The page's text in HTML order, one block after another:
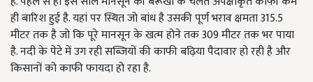
ही बारिश हुई है. यहां पर स्थित जो बांध है उसकी पूर्ण भराव क्षमता 315.5
मीटर तक है जो कि पूरे मानसून के खत्म होने तक 309 मीटर तक भर पाया
है. नदी के पेटे में उग रही सब्जियों की काफी बढ़िया पैदावार हो रही है और
किसानों को काफी फायदा हो रहा है.